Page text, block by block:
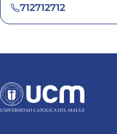
712712712